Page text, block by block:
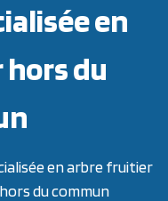
en
du
en arbre fruitier
du commun